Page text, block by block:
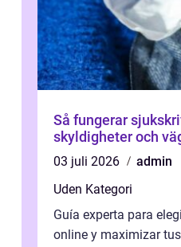
Så fungerar sjukskrivning
skyldigheter och
03 juli 2026
admin
Uden Kategori
Guía experta para
online y maximizar